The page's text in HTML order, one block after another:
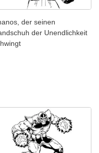
der seinen
der Unendlichkeit